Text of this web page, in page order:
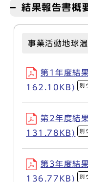
結果報告書概
事業活動地球
第1年度結
162.10KB)
別
第2年度結
131.78KB)
別
第3年度結
136.77KB)
別